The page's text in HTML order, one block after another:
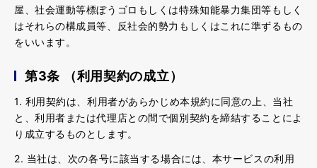
屋、社会運動等標ぼうゴロもしくは特殊知能暴力集団等もしく
はそれらの構成員等、反社会的勢力もしくはこれに準ずるもの
をいいます。
第3条 （利用契約の成立）
1. 利用契約は、利用者があらかじめ本規約に同意の上、当社
と、利用者または代理店との間で個別契約を締結することによ
り成立するものとします。
2. 当社は、次の各号に該当する場合には、本サービスの利用